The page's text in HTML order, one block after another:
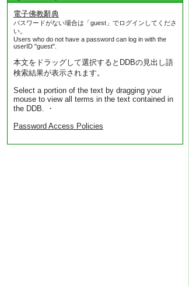
電子佛教辭典
パスワードがない場合は「guest」でログインしてくださ
い。
Users who do not have a password can log in with the
userID "guest".
本文をドラッグして選択するとDDBの見出し語
検索結果が表示されます。
Select a portion of the text by dragging your
mouse to view all terms in the text contained in
the DDB. ・
Password Access Policies